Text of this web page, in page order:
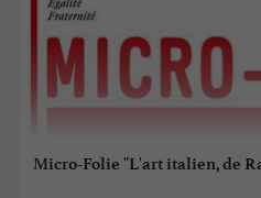
Micro-Folie "L'art italien, de